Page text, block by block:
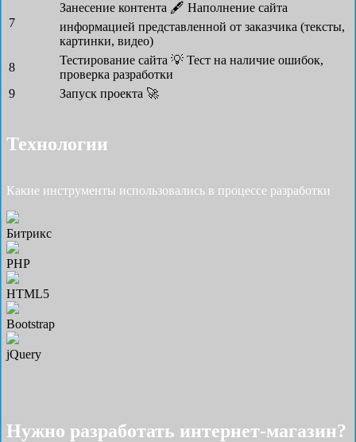
7
Занесение контента 🖋 Наполнение сайта
информацией представленной от заказчика (тексты,
картинки, видео)
8
Тестирование сайта 💡 Тест на наличие ошибок,
проверка разработки
9
Запуск проекта 🚀
Технологии
Какие инструменты использовались в процессе разработки
Битрикс
PHP
HTML5
Bootstrap
jQuery
Нужно разработать интернет-магазин?